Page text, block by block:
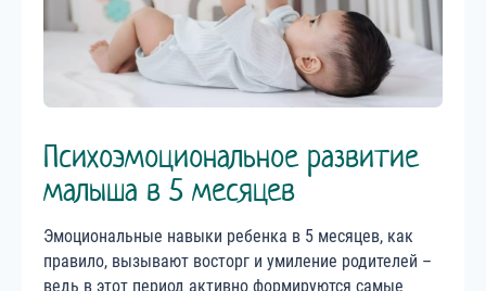
Психоэмоциональное развитие
малыша в 5 месяцев
Эмоциональные навыки ребенка в 5 месяцев, как
правило, вызывают восторг и умиление родителей –
ведь в этот период активно формируются самые